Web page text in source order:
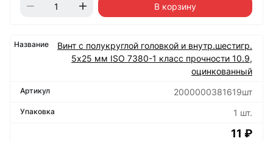
В корзину
Винт с полукруглой головкой и внутр.шестигр.
5х25 мм ISO 7380-1 класс прочности 10.9,
оцинкованный
2000000381619шт
1 шт.
11 ₽